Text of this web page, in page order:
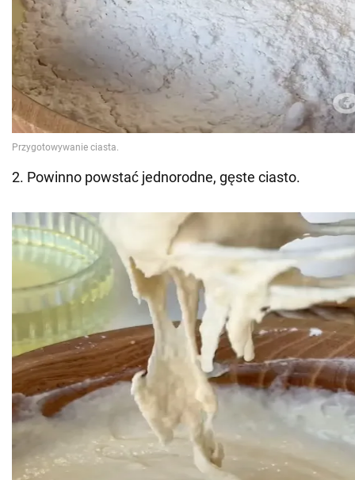
2. Powinno powstać jednorodne, gęste ciasto.